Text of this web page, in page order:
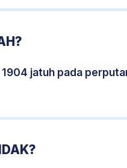
jatuh pada